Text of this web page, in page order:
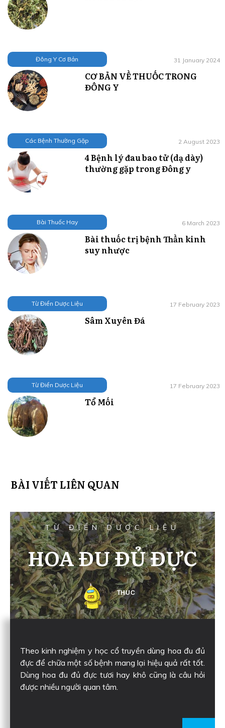
Đông Y Cơ Bản 31 January 2024
CƠ BẢN VỀ THUỐC TRONG
ĐÔNG Y
Các Bệnh Thường Gặp 2 August 2023
4 Bệnh lý đau bao tử (dạ dày)
thường gặp trong Đông y
Bài Thuốc Hay 6 March 2023
Bài thuốc trị bệnh Thần kinh
suy nhược
Từ Điển Dược Liệu 17 February 2023
Sâm Xuyên Đá
Từ Điển Dược Liệu 17 February 2023
Tổ Mối
BÀI VIẾT LIÊN QUAN
TỪ ĐIỂN DƯỢC LIỆU
HOA ĐU ĐỦ ĐỰC
THUC
Theo kinh nghiệm y học cổ truyền dùng hoa đu đủ
đực để chữa một số bệnh mang lại hiệu quả rất tốt.
Dùng hoa đu đủ đực tươi hay khô cũng là câu hỏi
được nhiều người quan tâm.